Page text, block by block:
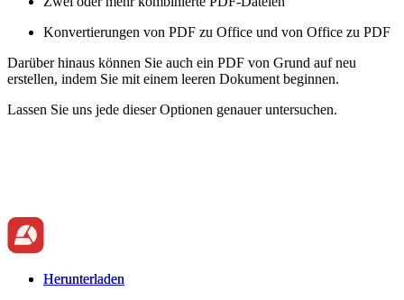
Konvertierungen von PDF zu Office und von Office zu PDF
Darüber hinaus können Sie auch ein PDF von Grund auf neu
erstellen, indem Sie mit einem leeren Dokument beginnen.
Lassen Sie uns jede dieser Optionen genauer untersuchen.
Herunterladen
Herunterladen